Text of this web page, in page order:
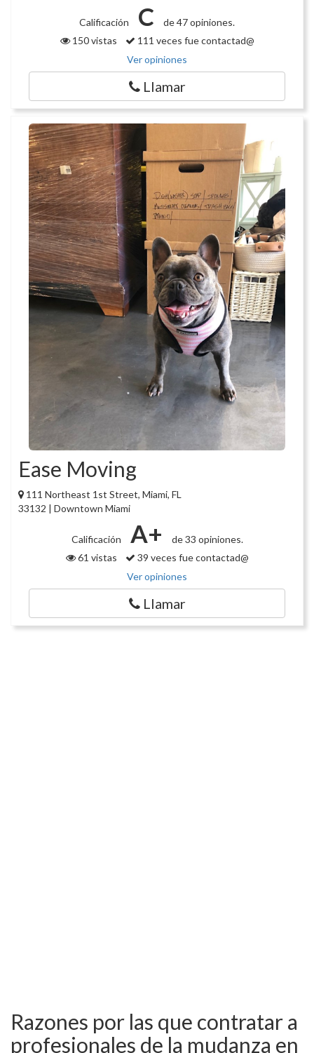
Calificación C
de 47 opiniones.
150 vistas
111 veces fue contactad@
Ver opiniones
Llamar
Ease Moving
111 Northeast 1st Street, Miami, FL
33132 | Downtown Miami
Calificación A+
de 33 opiniones.
61 vistas
39 veces fue contactad@
Ver opiniones
Llamar
Razones por las que contratar a
profesionales de la mudanza en